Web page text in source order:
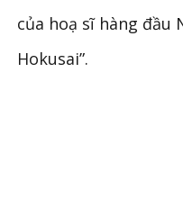
của hoạ sĩ hàng đầu
Hokusai”.